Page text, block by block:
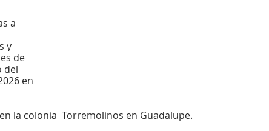
a
y
de
del
en
la colonia  Torremolinos en Guadalupe.